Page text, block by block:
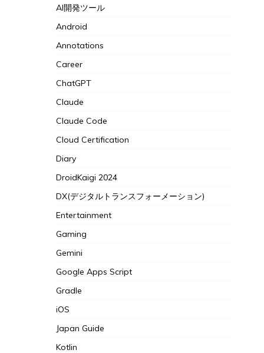
AI開発ツール
Android
Annotations
Career
ChatGPT
Claude
Claude Code
Cloud Certification
Diary
DroidKaigi 2024
DX(デジタルトランスフォーメーション)
Entertainment
Gaming
Gemini
Google Apps Script
Gradle
iOS
Japan Guide
Kotlin